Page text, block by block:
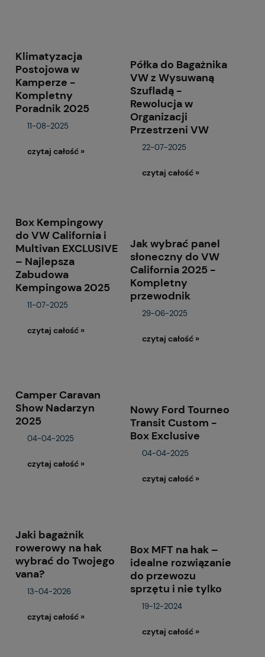
Klimatyzacja
Postojowa w
Kamperze -
Kompletny
Poradnik 2025
11-08-2025
czytaj całość »
Półka do Bagażnika
VW z Wysuwaną
Szufladą -
Rewolucja w
Organizacji
Przestrzeni VW
22-07-2025
czytaj całość »
Box Kempingowy
do VW California i
Multivan EXCLUSIVE
– Najlepsza
Zabudowa
Kempingowa 2025
11-07-2025
czytaj całość »
Jak wybrać panel
słoneczny do VW
California 2025 -
Kompletny
przewodnik
29-06-2025
czytaj całość »
Camper Caravan
Show Nadarzyn
2025
04-04-2025
czytaj całość »
Nowy Ford Tourneo
Transit Custom -
Box Exclusive
04-04-2025
czytaj całość »
Jaki bagażnik
rowerowy na hak
wybrać do Twojego
vana?
13-04-2026
czytaj całość »
Box MFT na hak –
idealne rozwiązanie
do przewozu
sprzętu i nie tylko
19-12-2024
czytaj całość »